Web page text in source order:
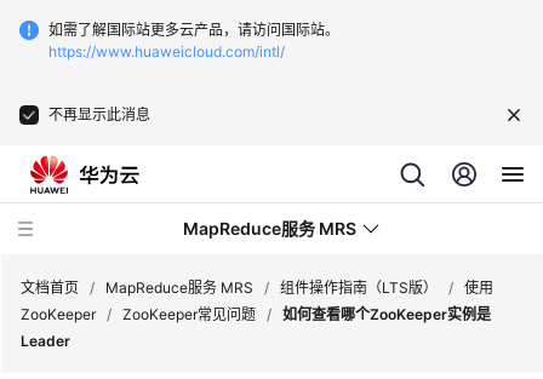
如需了解国际站更多云产品，请访问国际站。
https://www.huaweicloud.com/intl/
不再显示此消息
MapReduce服务 MRS
文档首页 / MapReduce服务 MRS / 组件操作指南（LTS版） / 使用
ZooKeeper / ZooKeeper常见问题 / 如何查看哪个ZooKeeper实例是
Leader